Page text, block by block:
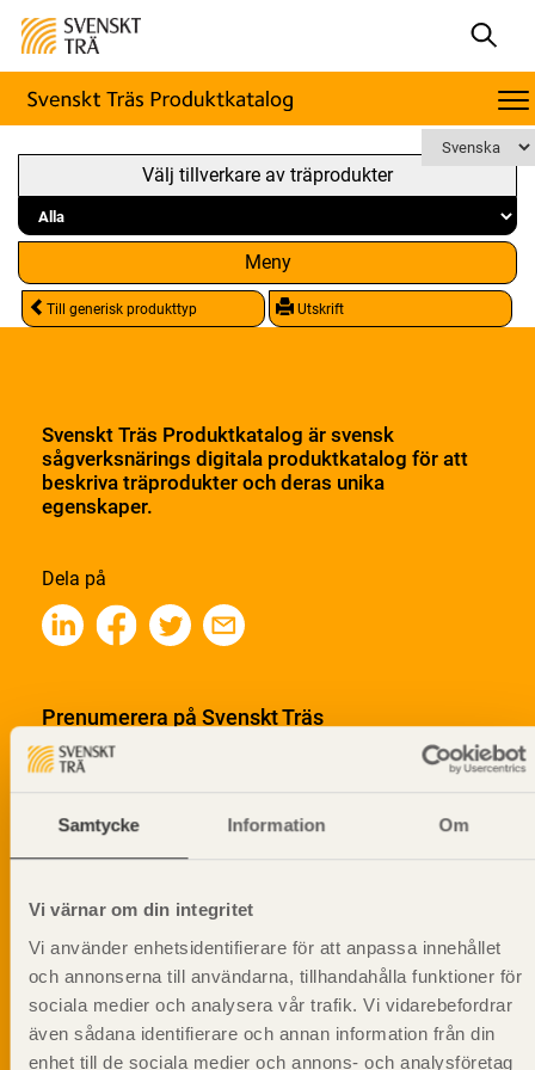
Samtycke Information Om
Vi värnar om din integritet
Vi använder enhetsidentifierare för att anpassa innehållet
och annonserna till användarna, tillhandahålla funktioner för
sociala medier och analysera vår trafik. Vi vidarebefordrar
även sådana identifierare och annan information från din
enhet till de sociala medier och annons- och analysföretag
Välj tillverkare av träprodukter
Meny
Till generisk produkttyp Utskrift
Svenskt Träs Produktkatalog är svensk
sågverksnärings digitala produktkatalog för att
beskriva träprodukter och deras unika
egenskaper.
Dela på
Prenumerera på Svenskt Träs
informationsutskick!